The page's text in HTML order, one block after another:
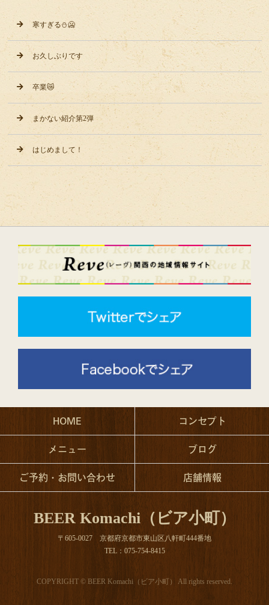
寒すぎる⛄️🥶
お久しぶりです
卒業😿
まかない紹介第2弾
はじめまして！
HOME コンセプト
メニュー ブログ
ご予約・お問い合わせ 店舗情報
BEER Komachi（ビア小町）
〒605-0027 京都府京都市東山区八軒町444番地
TEL：075-754-8415
COPYRIGHT © BEER Komachi（ビア小町） All rights reserved.